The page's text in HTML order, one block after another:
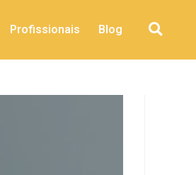
Profissionais Blog